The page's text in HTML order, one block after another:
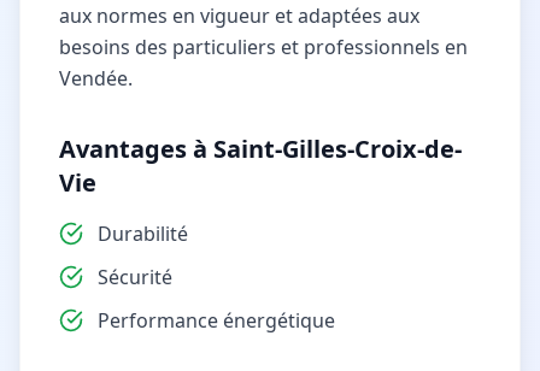
aux normes en vigueur et adaptées aux
besoins des particuliers et professionnels en
Vendée.
Avantages à Saint-Gilles-Croix-de-
Vie
Durabilité
Sécurité
Performance énergétique